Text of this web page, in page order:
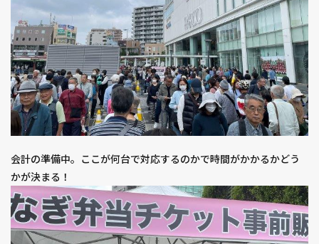
会計の準備中。ここが何台で対応するのかで時間がかかるかどう
かが決まる！